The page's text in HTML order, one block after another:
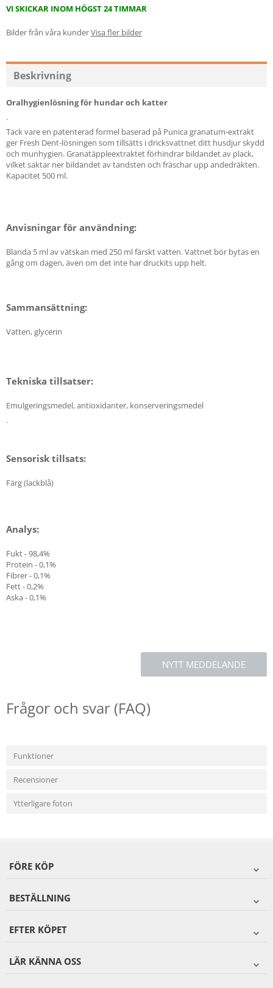
VI SKICKAR INOM HÖGST 24 TIMMAR
Bilder från våra kunderVisa fler bilder
Beskrivning
Oralhygienlösning för hundar och katter
.
Tack vare en patenterad formel baserad på Punica granatum-extrakt
ger Fresh Dent-lösningen som tillsätts i dricksvattnet ditt husdjur skydd
och munhygien. Granatäppleextraktet förhindrar bildandet av plack,
vilket saktar ner bildandet av tandsten och fräschar upp andedräkten.
Kapacitet 500 ml.
Anvisningar för användning:
Blanda 5 ml av vätskan med 250 ml färskt vatten. Vattnet bör bytas en
gång om dagen, även om det inte har druckits upp helt.
Sammansättning:
Vatten, glycerin
Tekniska tillsatser:
Emulgeringsmedel, antioxidanter, konserveringsmedel
.
Sensorisk tillsats:
Färg (lackblå)
Analys:
Fukt - 98,4%
Protein - 0,1%
Fibrer - 0,1%
Fett - 0,2%
Aska - 0,1%
NYTT MEDDELANDE
Frågor och svar (FAQ)
Funktioner
Recensioner
Ytterligare foton
FÖRE KÖP
BESTÄLLNING
EFTER KÖPET
LÄR KÄNNA OSS